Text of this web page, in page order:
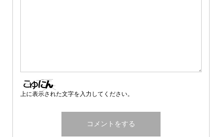
上に表示された文字を入力してください。